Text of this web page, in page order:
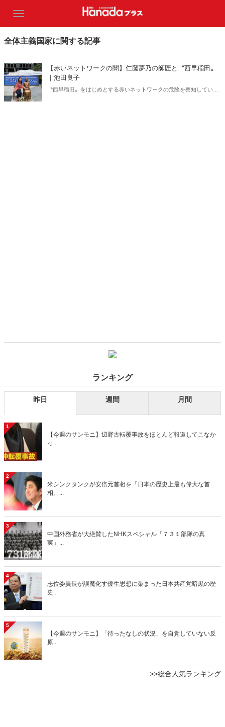
全体主義国家に関する記事
【赤いネットワークの闇】仁藤夢乃の師匠と〝西早稲田〟
｜池田良子
〝西早稲田〟をはじめとする赤いネットワークの危険を察知していた
ランキング
昨日 週間 月間
1
【今週のサンモニ】辺野古転覆事故をほとんど報道してこなか
っ...
2
米シンクタンクが安倍元首相を「日本の歴史上最も偉大な首
相、...
3
中国外務省が大絶賛したNHKスペシャル「７３１部隊の真
実」...
4
志位委員長が誤魔化す優生思想に染まった日本共産党暗黒の歴
史...
5
【今週のサンモニ】「待ったなしの状況」を自覚していない反
原...
>>総合人気ランキング